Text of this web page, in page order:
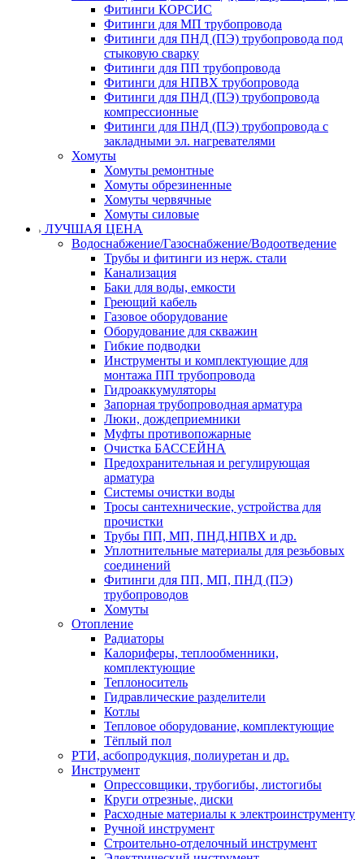
Фитинги КОРСИС
Фитинги для МП трубопровода
Фитинги для ПНД (ПЭ) трубопровода под
стыковую сварку
Фитинги для ПП трубопровода
Фитинги для НПВХ трубопровода
Фитинги для ПНД (ПЭ) трубопровода
компрессионные
Фитинги для ПНД (ПЭ) трубопровода с
закладными эл. нагревателями
Хомуты
Хомуты ремонтные
Хомуты обрезиненные
Хомуты червячные
Хомуты силовые
ЛУЧШАЯ ЦЕНА
Водоснабжение/Газоснабжение/Водоотведение
Трубы и фитинги из нерж. стали
Канализация
Баки для воды, емкости
Греющий кабель
Газовое оборудование
Оборудование для скважин
Гибкие подводки
Инструменты и комплектующие для
монтажа ПП трубопровода
Гидроаккумуляторы
Запорная трубопроводная арматура
Люки, дождеприемники
Муфты противопожарные
Очистка БАССЕЙНА
Предохранительная и регулирующая
арматура
Системы очистки воды
Тросы сантехнические, устройства для
прочистки
Трубы ПП, МП, ПНД,НПВХ и др.
Уплотнительные материалы для резьбовых
соединений
Фитинги для ПП, МП, ПНД (ПЭ)
трубопроводов
Хомуты
Отопление
Радиаторы
Калориферы, теплообменники,
комплектующие
Теплоноситель
Гидравлические разделители
Котлы
Тепловое оборудование, комплектующие
Тёплый пол
РТИ, асбопродукция, полиуретан и др.
Инструмент
Опрессовщики, трубогибы, листогибы
Круги отрезные, диски
Расходные материалы к электроинструменту
Ручной инструмент
Строительно-отделочный инструмент